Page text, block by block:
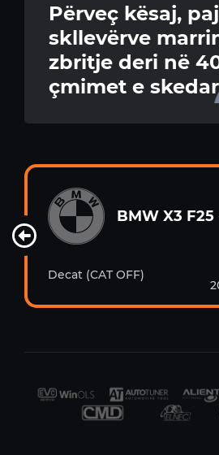
Përveç kësaj,
skllevërve
zbritje deri në
çmimet e
BMW X3 F25
Decat (CAT OFF)